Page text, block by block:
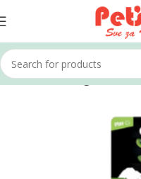
Home Mačke Igračke